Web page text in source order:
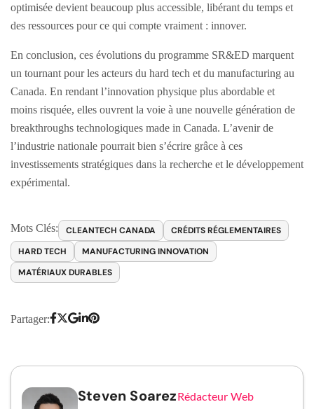
optimisée devient beaucoup plus accessible, libérant du temps et
des ressources pour ce qui compte vraiment : innover.
En conclusion, ces évolutions du programme SR&ED marquent
un tournant pour les acteurs du hard tech et du manufacturing au
Canada. En rendant l’innovation physique plus abordable et
moins risquée, elles ouvrent la voie à une nouvelle génération de
breakthroughs technologiques made in Canada. L’avenir de
l’industrie nationale pourrait bien s’écrire grâce à ces
investissements stratégiques dans la recherche et le développement
expérimental.
Mots Clés: CLEANTECH CANADA
CRÉDITS RÉGLEMENTAIRES
HARD TECH
MANUFACTURING INNOVATION
MATÉRIAUX DURABLES
Partager:
Steven SoarezRédacteur Web